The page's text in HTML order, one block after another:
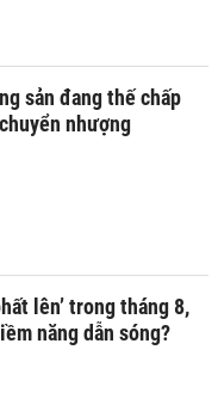
sản đang thế chấp
nhượng
lên’ trong tháng 8,
năng dẫn sóng?